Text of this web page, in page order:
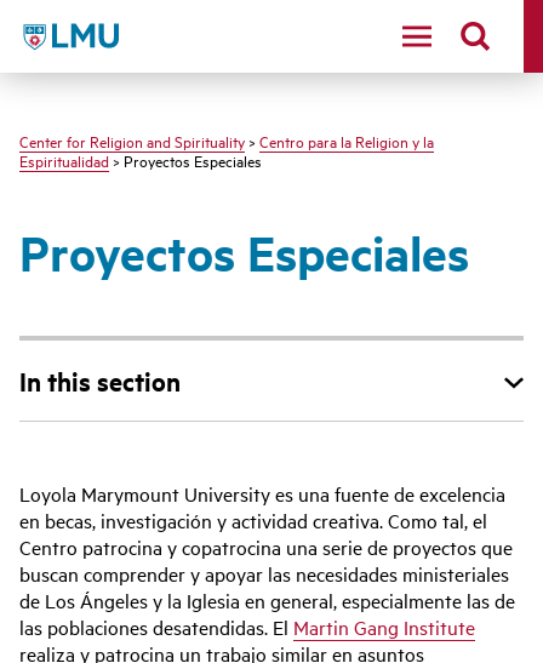
LMU - Loyola Marymount University logo
Center for Religion and Spirituality > Centro para la Religion y la
Espiritualidad> Proyectos Especiales
Proyectos Especiales
In this section
Loyola Marymount University es una fuente de excelencia
en becas, investigación y actividad creativa. Como tal, el
Centro patrocina y copatrocina una serie de proyectos que
buscan comprender y apoyar las necesidades ministeriales
de Los Ángeles y la Iglesia en general, especialmente las de
las poblaciones desatendidas. El Martin Gang Institute
realiza y patrocina un trabajo similar en asuntos